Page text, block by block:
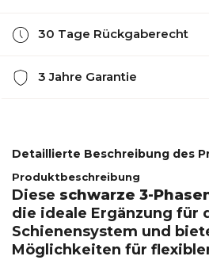
30 Tage Rückgaberecht
3 Jahre Garantie
Detaillierte Beschreibung des
Produktbeschreibung
Diese schwarze 3-
die ideale Ergänzung für
Schienensystem und
Möglichkeiten für